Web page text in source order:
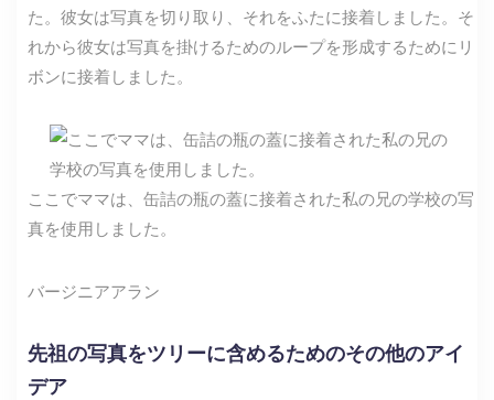
た。彼女は写真を切り取り、それをふたに接着しました。そ
れから彼女は写真を掛けるためのループを形成するためにリ
ボンに接着しました。
ここでママは、缶詰の瓶の蓋に接着された私の兄の学校の写
真を使用しました。
バージニアアラン
先祖の写真をツリーに含めるためのその他のアイ
デア